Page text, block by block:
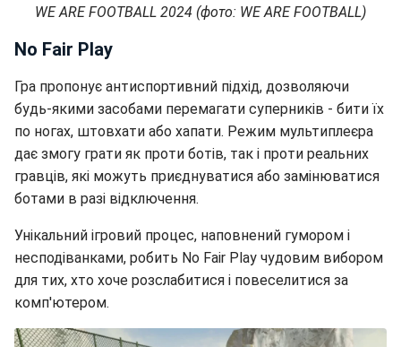
WE ARE FOOTBALL 2024 (фото: WE ARE FOOTBALL)
No Fair Play
Гра пропонує антиспортивний підхід, дозволяючи
будь-якими засобами перемагати суперників - бити їх
по ногах, штовхати або хапати. Режим мультиплеєра
дає змогу грати як проти ботів, так і проти реальних
гравців, які можуть приєднуватися або замінюватися
ботами в разі відключення.
Унікальний ігровий процес, наповнений гумором і
несподіванками, робить No Fair Play чудовим вибором
для тих, хто хоче розслабитися і повеселитися за
комп'ютером.